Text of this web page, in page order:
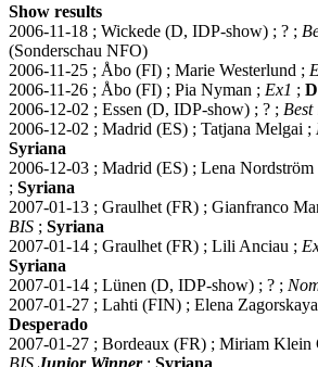
Show results
2006-11-18 ; Wickede (D, IDP-show) ; ? ;
(Sonderschau NFO)
2006-11-25 ; Åbo (FI) ; Marie Westerlund ;
2006-11-26 ; Åbo (FI) ; Pia Nyman ; Ex1 ;
2006-12-02 ; Essen (D, IDP-show) ; ? ; Best
2006-12-02 ; Madrid (ES) ; Tatjana Melgai ;
Syriana
2006-12-03 ; Madrid (ES) ; Lena Nordström
; Syriana
2007-01-13 ; Graulhet (FR) ; Gianfranco
BIS ; Syriana
2007-01-14 ; Graulhet (FR) ; Lili Anciau ;
Syriana
2007-01-14 ; Lünen (D, IDP-show) ; ? ;
2007-01-27 ; Lahti (FIN) ; Elena
Desperado
2007-01-27 ; Bordeaux (FR) ; Miriam Klein
BIS Junior Winner; Syriana